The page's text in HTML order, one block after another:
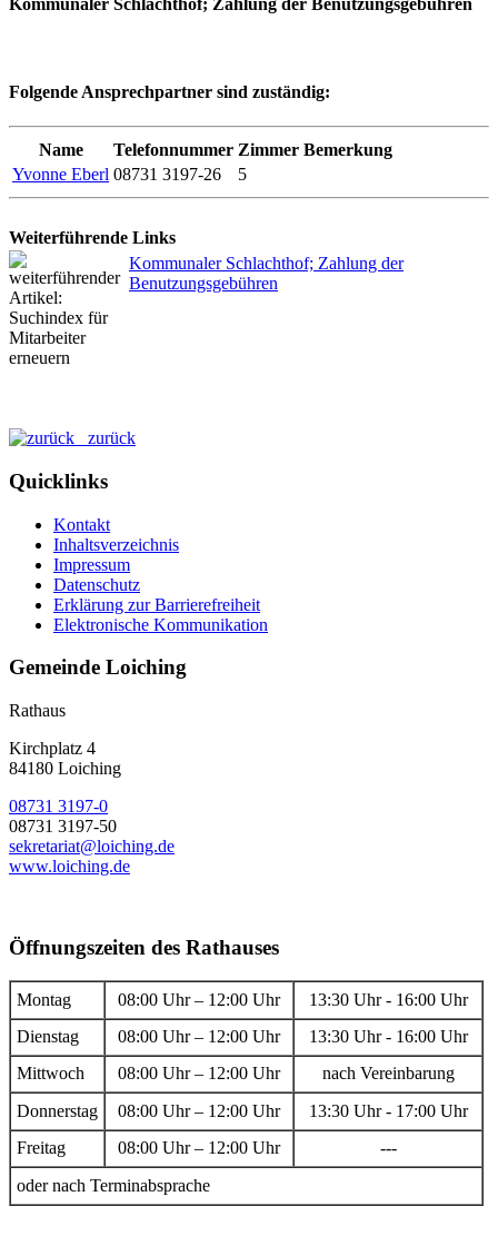
Kommunaler Schlachthof; Zahlung der Benutzungsgebühren
Folgende Ansprechpartner sind zuständig:
Name Telefonnummer Zimmer Bemerkung
Yvonne Eberl 08731 3197-26 5
Weiterführende Links
Kommunaler Schlachthof; Zahlung der
Benutzungsgebühren
zurück
Quicklinks
Kontakt
Inhaltsverzeichnis
Impressum
Datenschutz
Erklärung zur Barrierefreiheit
Elektronische Kommunikation
Gemeinde Loiching
Rathaus
Kirchplatz 4
84180 Loiching
08731 3197-0
08731 3197-50
sekretariat@loiching.de
www.loiching.de
Öffnungszeiten des Rathauses
Montag 08:00 Uhr – 12:00 Uhr
13:30 Uhr - 16:00 Uhr
Dienstag
08:00 Uhr – 12:00 Uhr
13:30 Uhr - 16:00 Uhr
Mittwoch
08:00 Uhr – 12:00 Uhr
nach Vereinbarung
Donnerstag
08:00 Uhr – 12:00 Uhr
13:30 Uhr - 17:00 Uhr
Freitag
08:00 Uhr – 12:00 Uhr
---
oder nach Terminabsprache